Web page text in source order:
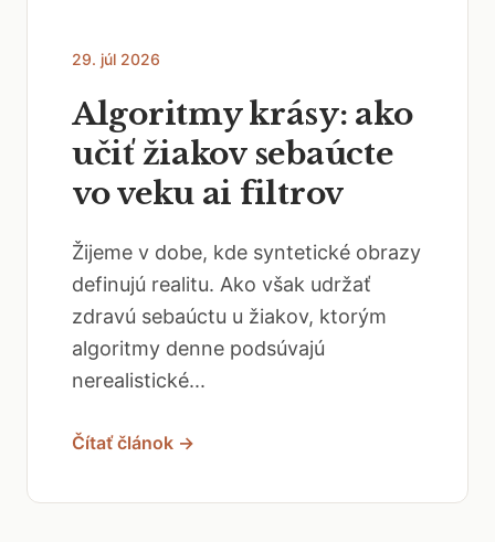
29. júl 2026
Algoritmy krásy: ako
učiť žiakov sebaúcte
vo veku ai filtrov
Žijeme v dobe, kde syntetické obrazy
definujú realitu. Ako však udržať
zdravú sebaúctu u žiakov, ktorým
algoritmy denne podsúvajú
nerealistické...
Čítať článok →